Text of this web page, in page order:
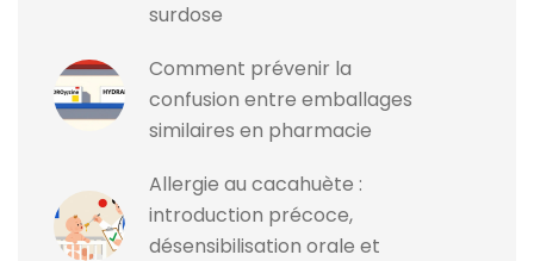
surdose
Comment prévenir la
confusion entre emballages
similaires en pharmacie
Allergie au cacahuète :
introduction précoce,
désensibilisation orale et